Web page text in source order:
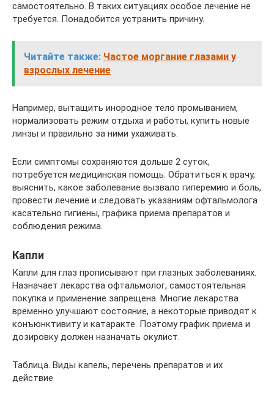
самостоятельно. В таких ситуациях особое лечение не
требуется. Понадобится устранить причину.
Читайте также: Частое моргание глазами у
взрослых лечение
Например, вытащить инородное тело промыванием,
нормализовать режим отдыха и работы, купить новые
линзы и правильно за ними ухаживать.
Если симптомы сохраняются дольше 2 суток,
потребуется медицинская помощь. Обратиться к врачу,
выяснить, какое заболевание вызвало гиперемию и боль,
провести лечение и следовать указаниям офтальмолога
касательно гигиены, графика приема препаратов и
соблюдения режима.
Капли
Капли для глаз прописывают при глазных заболеваниях.
Назначает лекарства офтальмолог, самостоятельная
покупка и применение запрещена. Многие лекарства
временно улучшают состояние, а некоторые приводят к
конъюнктивиту и катаракте. Поэтому график приема и
дозировку должен назначать окулист.
Таблица. Виды капель, перечень препаратов и их
действие